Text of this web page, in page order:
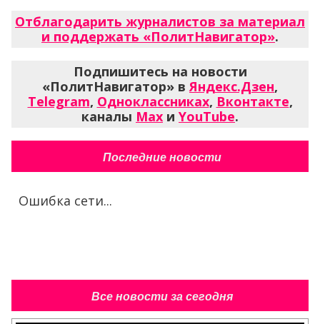
Отблагодарить журналистов за материал
и поддержать «ПолитНавигатор».
Подпишитесь на новости
«ПолитНавигатор» вЯндекс.Дзен,
Telegram, Одноклассниках, Вконтакте,
каналы Max и YouTube.
Последние новости
Ошибка сети...
Все новости за сегодня